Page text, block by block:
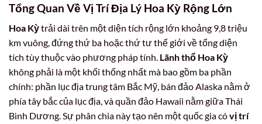
Tổng Quan Về Vị Trí Địa Lý Hoa Kỳ Rộng Lớn
Hoa Kỳtrải dài trên một diện tích rộng lớn khoảng 9,8 triệu
km vuông, đứng thứ ba hoặc thứ tư thế giới về tổng diện
tích tùy thuộc vào phương pháp tính. Lãnh thổ Hoa Kỳ
không phải là một khối thống nhất mà bao gồm ba phần
chính: phần lục địa trung tâm Bắc Mỹ, bán đảo Alaska nằm ở
phía tây bắc của lục địa, và quần đảo Hawaii nằm giữa Thái
Bình Dương. Sự phân chia này tạo nên một quốc gia cóvị trí